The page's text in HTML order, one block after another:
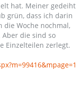
hat. Meiner gedeiht
grün, dass ich darin
die Woche nochmal,
die sind so
Einzelteilen zerlegt.